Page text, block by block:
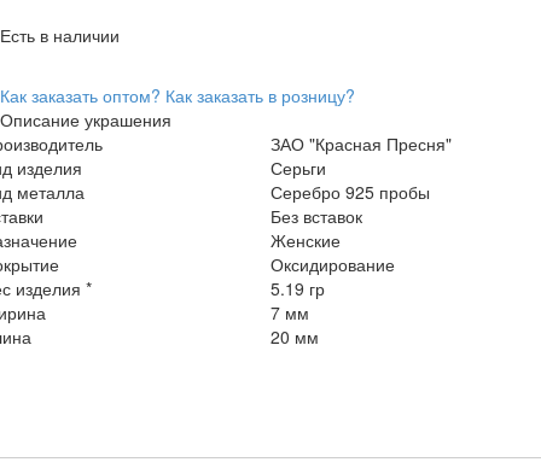
Есть в наличии
Как заказать оптом? Как заказать в розницу?
Описание украшения
ЗАО "Красная Пресня"
изделия
Серьги
металла
Серебро 925 пробы
Без вставок
Женские
Оксидирование
изделия *
5.19 гр
7 мм
20 мм